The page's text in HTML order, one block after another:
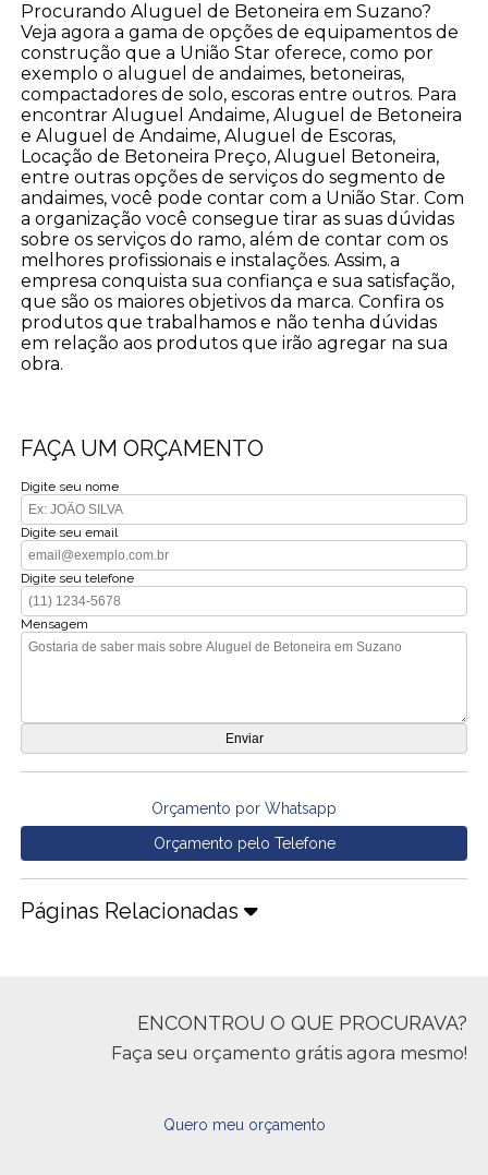
Procurando Aluguel de Betoneira em Suzano?
Veja agora a gama de opções de equipamentos de
construção que a União Star oferece, como por
exemplo o aluguel de andaimes, betoneiras,
compactadores de solo, escoras entre outros. Para
encontrar Aluguel Andaime, Aluguel de Betoneira
e Aluguel de Andaime, Aluguel de Escoras,
Locação de Betoneira Preço, Aluguel Betoneira,
entre outras opções de serviços do segmento de
andaimes, você pode contar com a União Star. Com
a organização você consegue tirar as suas dúvidas
sobre os serviços do ramo, além de contar com os
melhores profissionais e instalações. Assim, a
empresa conquista sua confiança e sua satisfação,
que são os maiores objetivos da marca. Confira os
produtos que trabalhamos e não tenha dúvidas
em relação aos produtos que irão agregar na sua
obra.
FAÇA UM ORÇAMENTO
Digite seu nome
Digite seu email
Digite seu telefone
Mensagem
Orçamento por Whatsapp
Orçamento pelo Telefone
Páginas Relacionadas
ENCONTROU O QUE PROCURAVA?
Faça seu orçamento grátis agora mesmo!
Quero meu orçamento